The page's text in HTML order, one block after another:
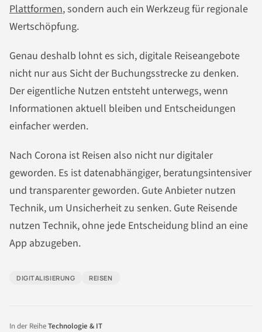
Plattformen, sondern auch ein Werkzeug für regionale
Wertschöpfung.
Genau deshalb lohnt es sich, digitale Reiseangebote
nicht nur aus Sicht der Buchungsstrecke zu denken.
Der eigentliche Nutzen entsteht unterwegs, wenn
Informationen aktuell bleiben und Entscheidungen
einfacher werden.
Nach Corona ist Reisen also nicht nur digitaler
geworden. Es ist datenabhängiger, beratungsintensiver
und transparenter geworden. Gute Anbieter nutzen
Technik, um Unsicherheit zu senken. Gute Reisende
nutzen Technik, ohne jede Entscheidung blind an eine
App abzugeben.
DIGITALISIERUNG REISEN
In der ReiheTechnologie & IT